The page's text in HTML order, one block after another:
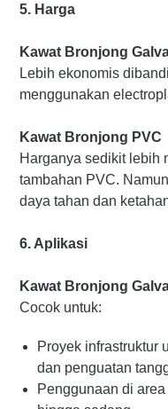
5. Harga
Kawat Bronjong
Lebih ekonomis
menggunakan
Kawat Bronjong PVC
Harganya sedikit lebih
tambahan PVC.
daya tahan dan
6. Aplikasi
Kawat Bronjong
Cocok untuk:
Proyek infrastruktur
dan penguatan
Penggunaan di